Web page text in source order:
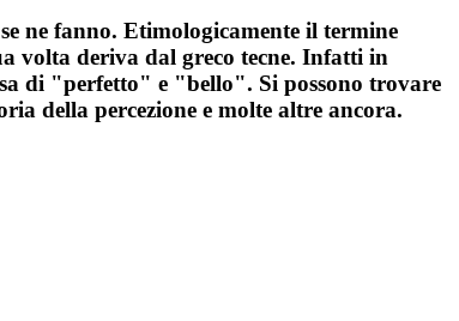
ne fanno. Etimologicamente il termine
volta deriva dal greco tecne. Infatti in
di "perfetto" e "bello". Si possono trovare
della percezione e molte altre ancora.